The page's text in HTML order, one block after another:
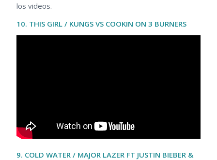
los videos.
10. THIS GIRL / KUNGS VS COOKIN ON 3 BURNERS
9. COLD WATER / MAJOR LAZER FT JUSTIN BIEBER &